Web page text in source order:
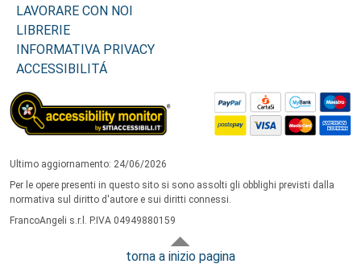
LAVORARE CON NOI
LIBRERIE
INFORMATIVA PRIVACY
ACCESSIBILITÁ
Ultimo aggiornamento: 24/06/2026
Per le opere presenti in questo sito si sono assolti gli obblighi previsti dalla
normativa sul diritto d'autore e sui diritti connessi.
FrancoAngeli s.r.l. P.IVA 04949880159
torna a inizio pagina